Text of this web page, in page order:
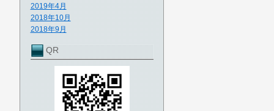
2019年4月
2018年10月
2018年9月
QR